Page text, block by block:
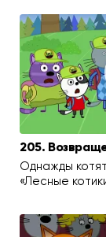
205.
Однажды
«Лесные